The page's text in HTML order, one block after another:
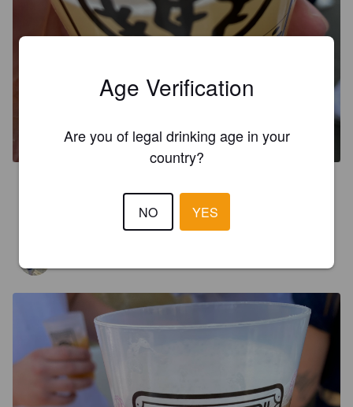
TÊTE DE CHOU BLANCHE
Witbier.Brasserie De La Tête De Chou.
22 days ago
Age Verification
Are you of legal drinking age in your
country?
NO YES